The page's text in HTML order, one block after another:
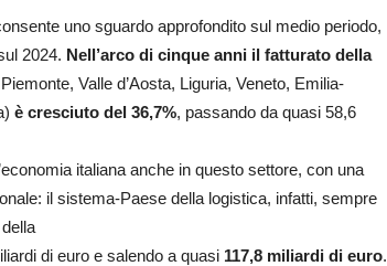
uno sguardo approfondito sul medio periodo,
2024. Nell’arco di cinque anni il fatturato della
Valle d’Aosta, Liguria, Veneto, Emilia-
è cresciuto del 36,7%, passando da quasi 58,6
italiana anche in questo settore, con una
il sistema-Paese della logistica, infatti, sempre
di euro e salendo a quasi 117,8 miliardi di euro.